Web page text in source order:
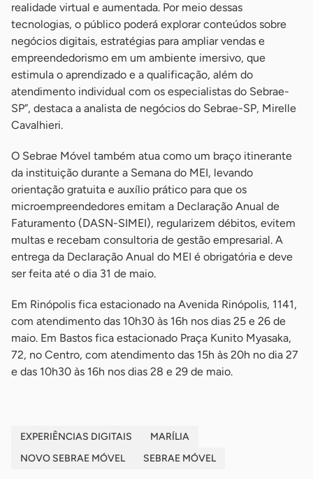
realidade virtual e aumentada. Por meio dessas
tecnologias, o público poderá explorar conteúdos sobre
negócios digitais, estratégias para ampliar vendas e
empreendedorismo em um ambiente imersivo, que
estimula o aprendizado e a qualificação, além do
atendimento individual com os especialistas do Sebrae-
SP”, destaca a analista de negócios do Sebrae-SP, Mirelle
Cavalhieri.
O Sebrae Móvel também atua como um braço itinerante
da instituição durante a Semana do MEI, levando
orientação gratuita e auxílio prático para que os
microempreendedores emitam a Declaração Anual de
Faturamento (DASN-SIMEI), regularizem débitos, evitem
multas e recebam consultoria de gestão empresarial. A
entrega da Declaração Anual do MEI é obrigatória e deve
ser feita até o dia 31 de maio.
Em Rinópolis fica estacionado na Avenida Rinópolis, 1141,
com atendimento das 10h30 às 16h nos dias 25 e 26 de
maio. Em Bastos fica estacionado Praça Kunito Myasaka,
72, no Centro, com atendimento das 15h às 20h no dia 27
e das 10h30 às 16h nos dias 28 e 29 de maio.
EXPERIÊNCIAS DIGITAIS
MARÍLIA
NOVO SEBRAE MÓVEL
SEBRAE MÓVEL